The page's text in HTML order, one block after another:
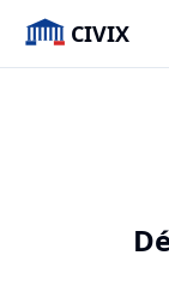
CIVIX